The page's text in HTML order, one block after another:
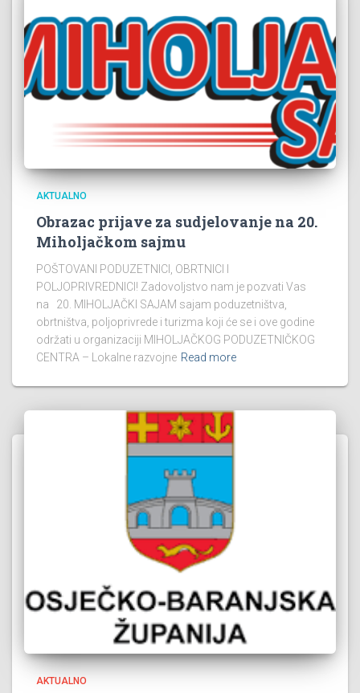
AKTUALNO
Obrazac prijave za sudjelovanje na 20.
Miholjačkom sajmu
POŠTOVANI PODUZETNICI, OBRTNICI I
POLJOPRIVREDNICI! Zadovoljstvo nam je pozvati Vas
na 20. MIHOLJAČKI SAJAM sajam poduzetništva,
obrtništva, poljoprivrede i turizma koji će se i ove godine
održati u organizaciji MIHOLJAČKOG PODUZETNIČKOG
CENTRA – Lokalne razvojne Read more
AKTUALNO